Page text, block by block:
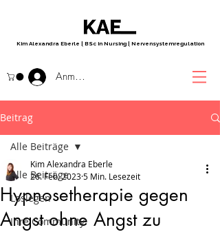
Kim Alexandra Eberle | BSc in Nursing | Nervensystemregulation
Anmelden
Beitrag
Alle Beiträge
Loslegen
Ihre Community
Alle Beiträge
Hypnosetherapie gegen
Angst ohne Angst zu
Kim Alexandra Eberle
26. Feb. 20235 Min. Lesezeit